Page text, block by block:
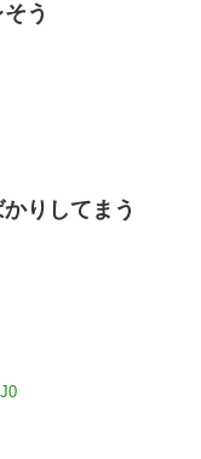
う
りしてまう